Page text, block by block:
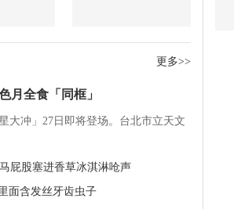
更多>>
月全食「同框」
大冲」27日即将登场。台北市立天文
屁股塞进香草冰淇淋呛声
面含发丝牙齿虫子